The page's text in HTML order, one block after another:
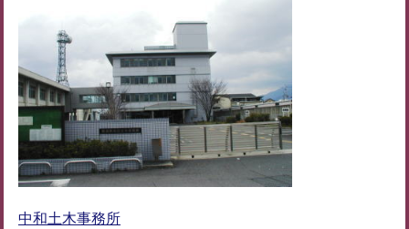
中和土木事務所